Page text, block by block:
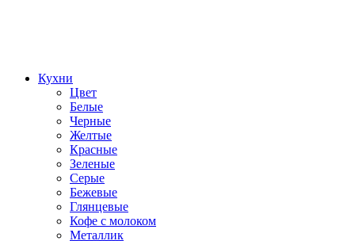
Кухни
Цвет
Белые
Черные
Желтые
Красные
Зеленые
Серые
Бежевые
Глянцевые
Кофе с молоком
Металлик